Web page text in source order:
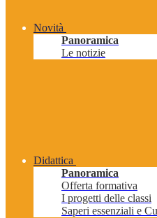
Novità
Panoramica
Le notizie
Didattica
Panoramica
Offerta formativa
I progetti delle classi
Saperi essenziali e